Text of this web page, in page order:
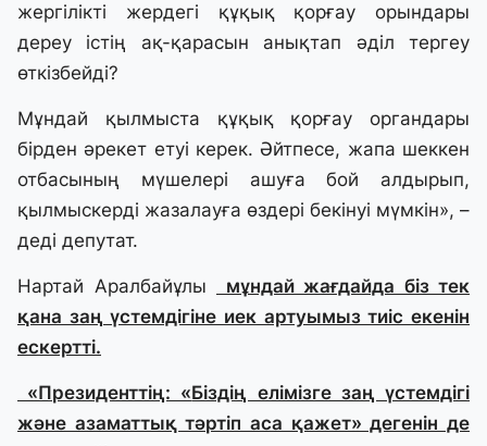
жергілікті жердегі құқық қорғау орындары
дереу істің ақ-қарасын анықтап әділ тергеу
өткізбейді?
Мұндай қылмыста құқық қорғау органдары
бірден әрекет етуі керек. Әйтпесе, жапа шеккен
отбасының мүшелері ашуға бой алдырып,
қылмыскерді жазалауға өздері бекінуі мүмкін», –
деді депутат.
Нартай Аралбайұлы
мұндай жағдайда біз тек
қана заң үстемдігіне иек артуымыз тиіс екенін
ескертті.
«Президенттің: «Біздің елімізге заң үстемдігі
және азаматтық тәртіп аса қажет» дегенін де